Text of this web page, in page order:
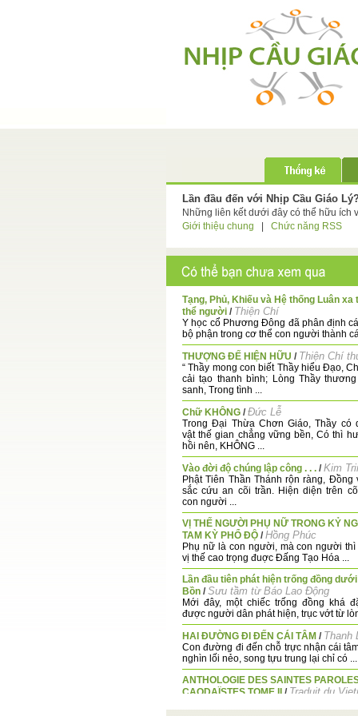
Lần đầu đến với Nhịp Cầu Giáo
Những liên kết dưới đây có thể hữu ích
Giới thiệu chung
Chức năng RSS
Tạng, Phủ, Khiếu và Hệ thống Luân
thể người / Thiện Chí
Y học cổ Phương Đông đã phân định
bộ phận trong cơ thể con người thành
THƯỢNG ĐẾ HIỆN HỮU / Thiện Chí
“ Thầy mong con biết Thầy hiểu Đạo,
cải tạo thanh bình; Lòng Thầy
sanh, Trong tình ...
Chữ KHÔNG /Đức Lễ
Trong Đại Thừa Chơn Giáo, Thầy có
vật thế gian chẳng vững bền, Có thì
hồi nên, KHÔNG ...
Vào đời độ chúng lập công . . . /Kim
Phật Tiên Thần Thánh rộn ràng, Đồng
sắc cứu an cõi trần. Hiện diện trên
con người ...
VỊ THẾ NGƯỜI PHỤ NỮ TRONG KỶ
TAM KỲ PHỔ ĐỘ /Hồng Phúc
Phụ nữ là con người, mà con người thì
vị thế cao trọng đuợc Đấng Tạo Hóa ...
Lần đầu tiên phát hiện trống đồng
Bồn /Sưu tầm từ Báo Lao Động
Mới đây, một chiếc trống đồng khá
được người dân phát hiện, trục vớt từ
HAI ĐƯỜNG ĐI ĐẾN CÁI TÂM / Thanh
Con đường đi đến chỗ trực nhận cái
nghìn lối nẻo, song tựu trung lại chỉ có ...
ANTHOLOGIE DES SAINTES
CAODAÏSTES TOME II / Traduit du